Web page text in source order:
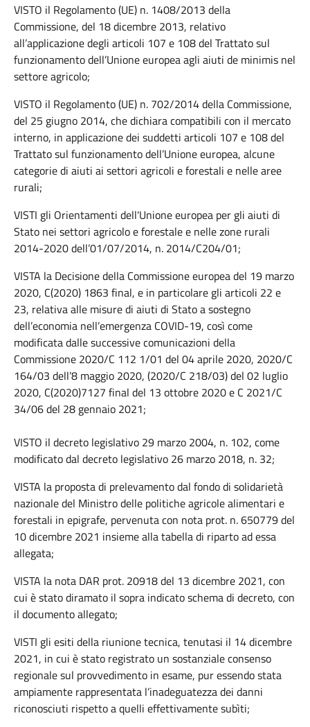
VISTO il Regolamento (UE) n. 1408/2013 della
Commissione, del 18 dicembre 2013, relativo
all’applicazione degli articoli 107 e 108 del Trattato sul
funzionamento dell’Unione europea agli aiuti de minimis nel
settore agricolo;
VISTO il Regolamento (UE) n. 702/2014 della Commissione,
del 25 giugno 2014, che dichiara compatibili con il mercato
interno, in applicazione dei suddetti articoli 107 e 108 del
Trattato sul funzionamento dell’Unione europea, alcune
categorie di aiuti ai settori agricoli e forestali e nelle aree
rurali;
VISTI gli Orientamenti dell'Unione europea per gli aiuti di
Stato nei settori agricolo e forestale e nelle zone rurali
2014-2020 dell’01/07/2014, n. 2014/C204/01;
VISTA la Decisione della Commissione europea del 19 marzo
2020, C(2020) 1863 final, e in particolare gli articoli 22 e
23, relativa alle misure di aiuti di Stato a sostegno
dell’economia nell’emergenza COVID-19, così come
modificata dalle successive comunicazioni della
Commissione 2020/C 112 1/01 del 04 aprile 2020, 2020/C
164/03 dell’8 maggio 2020, (2020/C 218/03) del 02 luglio
2020, C(2020)7127 final del 13 ottobre 2020 e C 2021/C
34/06 del 28 gennaio 2021;
VISTO il decreto legislativo 29 marzo 2004, n. 102, come
modificato dal decreto legislativo 26 marzo 2018, n. 32;
VISTA la proposta di prelevamento dal fondo di solidarietà
nazionale del Ministro delle politiche agricole alimentari e
forestali in epigrafe, pervenuta con nota prot. n. 650779 del
10 dicembre 2021 insieme alla tabella di riparto ad essa
allegata;
VISTA la nota DAR prot. 20918 del 13 dicembre 2021, con
cui è stato diramato il sopra indicato schema di decreto, con
il documento allegato;
VISTI gli esiti della riunione tecnica, tenutasi il 14 dicembre
2021, in cui è stato registrato un sostanziale consenso
regionale sul provvedimento in esame, pur essendo stata
ampiamente rappresentata l’inadeguatezza dei danni
riconosciuti rispetto a quelli effettivamente subìti;